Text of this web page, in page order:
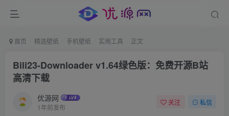
首页 精选壁纸 手机壁纸 实用工具 正文
Bili23-Downloader v1.64绿色版：免费开源B站
高清下载
优源网
1年前发布
关注 私信